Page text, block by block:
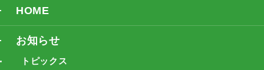
HOME
お知らせ
トピックス